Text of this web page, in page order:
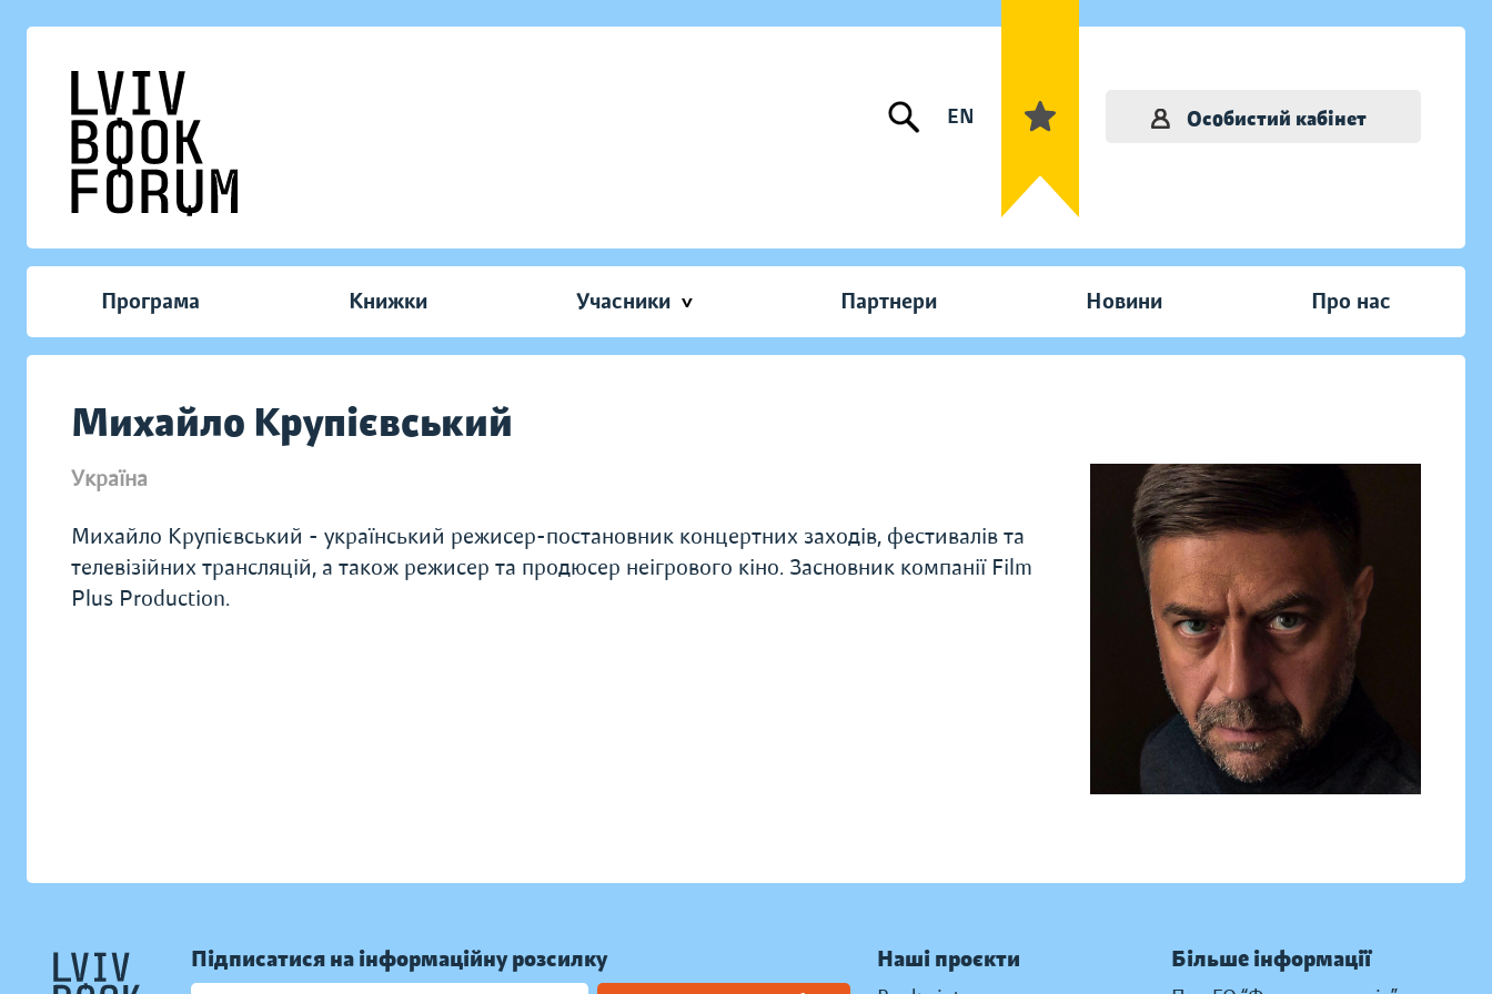
EN Особистий кабінет
Програма Книжки Учасники Партнери Новини Про нас
Михайло Крупієвський
Україна
Михайло Крупієвський - український режисер-постановник концертних заходів, фестивалів та
телевізійних трансляцій, а також режисер та продюсер неігрового кіно. Засновник компанії Film
Plus Production.
Підписатися на інформаційну розсилку Наші проєкти Більше інформації